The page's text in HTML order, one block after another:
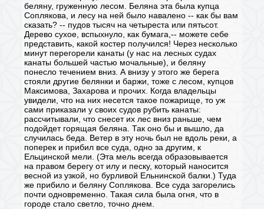
беляну, груженную лесом. Беляна эта была купца
Соплякова, и лесу на ней было навалено -- как бы вам
сказать? -- пудов тысяч на четыреста или пятьсот.
Дерево сухое, вспыхнуло, как бумага,-- можете себе
представить, какой костер получился! Через несколько
минут перегорели канаты (у нас на лесных судах
канаты большей частью мочальные), и беляну
понесло течением вниз. А внизу у этого же берега
стояли другие белянки и баржи, тоже с лесом, купцов
Максимова, Захарова и прочих. Когда владельцы
увидели, что на них несется такое пожарище, то уж
сами приказали у своих судов рубить канаты:
рассчитывали, что снесет их лес вниз раньше, чем
подойдет горящая беляна. Так оно бы и вышло, да
случилась беда. Ветер в эту ночь был не вдоль реки, а
поперек и прибил все суда, одно за другим, к
Ельцинской мели. (Эта мель всегда образовывается
на правом берегу от илу и песку, который наносится
весной из узкой, но бурливой Ельнинской балки.) Туда
же прибило и беляну Соплякова. Все суда загорелись
почти одновременно. Такая сила была огня, что в
городе стало светло, точно днем.